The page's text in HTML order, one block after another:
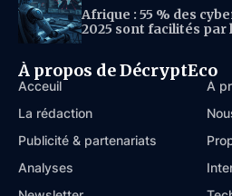
Afrique : 55 % des
2025 sont facilités par
À propos de DécryptEco
Acceuil
À
La rédaction
Publicité & partenariats
Analyses